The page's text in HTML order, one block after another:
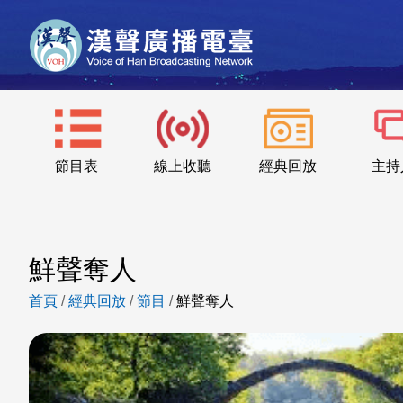
節目表 線上收聽 經典回放 主
鮮聲奪人
首頁 /經典回放 /節目 /鮮聲奪人